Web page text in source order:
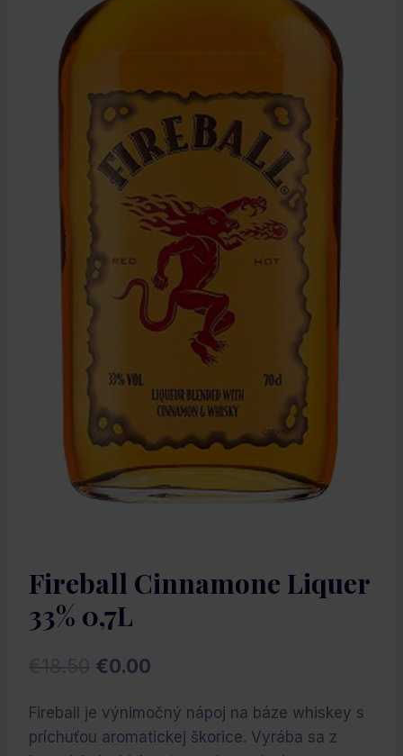
Fireball Cinnamone Liquer
33% 0,7L
Pôvodná
bola:
€0.00
je:
Fireball je výnimočný nápoj na báze whiskey s
príchuťou aromatickej škorice. Vyrába sa z